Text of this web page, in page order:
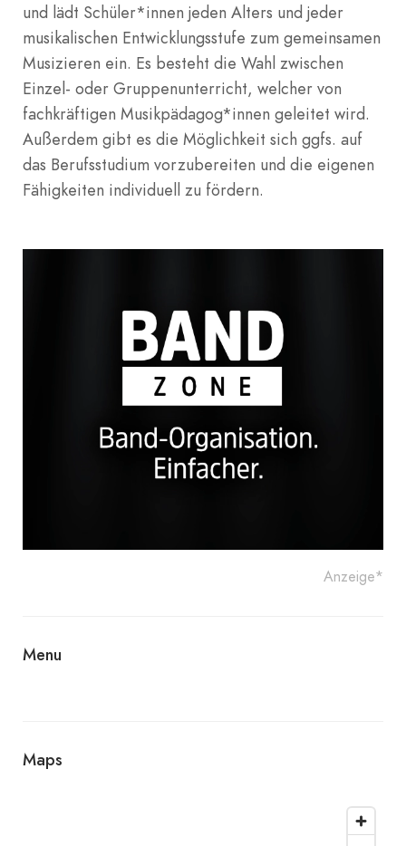
und lädt Schüler*innen jeden Alters und jeder
musikalischen Entwicklungsstufe zum gemeinsamen
Musizieren ein. Es besteht die Wahl zwischen
Einzel- oder Gruppenunterricht, welcher von
fachkräftigen Musikpädagog*innen geleitet wird.
Außerdem gibt es die Möglichkeit sich ggfs. auf
das Berufsstudium vorzubereiten und die eigenen
Fähigkeiten individuell zu fördern.
Anzeige*
Menu
Maps